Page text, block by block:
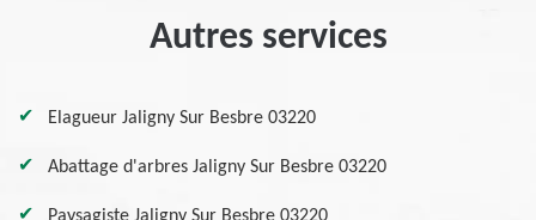
Autres services
Elagueur Jaligny Sur Besbre 03220
Abattage d'arbres Jaligny Sur Besbre 03220